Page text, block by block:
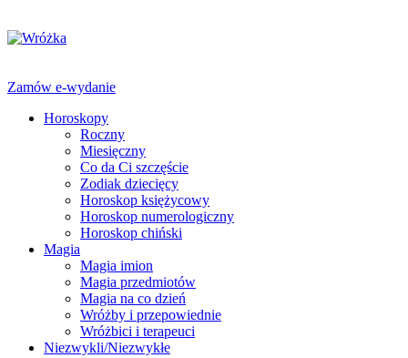
Zamów e-wydanie
Horoskopy
Roczny
Miesięczny
Co da Ci szczęście
Zodiak dziecięcy
Horoskop księżycowy
Horoskop numerologiczny
Horoskop chiński
Magia
Magia imion
Magia przedmiotów
Magia na co dzień
Wróżby i przepowiednie
Wróżbici i terapeuci
Niezwykli/Niezwykłe